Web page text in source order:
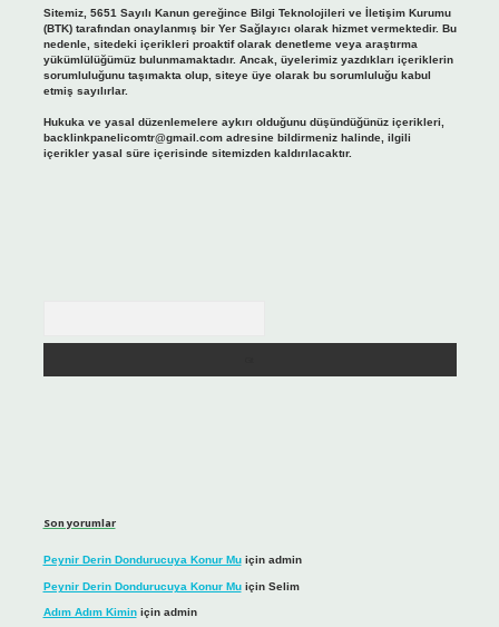
Sitemiz, 5651 Sayılı Kanun gereğince Bilgi Teknolojileri ve İletişim Kurumu
(BTK) tarafından onaylanmış bir Yer Sağlayıcı olarak hizmet vermektedir. Bu
nedenle, sitedeki içerikleri proaktif olarak denetleme veya araştırma
yükümlülüğümüz bulunmamaktadır. Ancak, üyelerimiz yazdıkları içeriklerin
sorumluluğunu taşımakta olup, siteye üye olarak bu sorumluluğu kabul
etmiş sayılırlar.
Hukuka ve yasal düzenlemelere aykırı olduğunu düşündüğünüz içerikleri,
backlinkpanelicomtr@gmail.comadresine bildirmeniz halinde, ilgili
içerikler yasal süre içerisinde sitemizden kaldırılacaktır.
Son yorumlar
Peynir Derin Dondurucuya Konur Muiçin admin
Peynir Derin Dondurucuya Konur Muiçin Selim
Adım Adım Kiminiçin admin